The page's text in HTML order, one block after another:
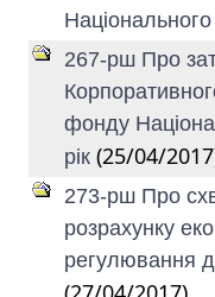
267-рш Про
фонду
рік (25/04/
273-рш Про
розрахунку
регулювання